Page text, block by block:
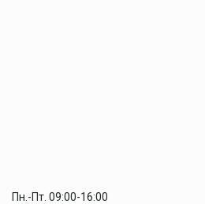
Пн.-Пт. 09:00-16:00